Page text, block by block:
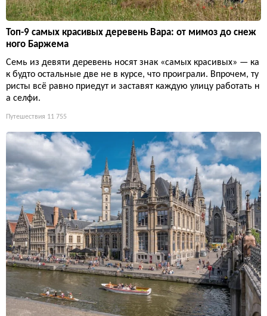
Топ-9 самых красивых деревень Вара: от мимоз до снеж
ного Баржема
Семь из девяти деревень носят знак «самых красивых» — ка
к будто остальные две не в курсе, что проиграли. Впрочем, ту
ристы всё равно приедут и заставят каждую улицу работать н
а селфи.
Путешествия 11 755